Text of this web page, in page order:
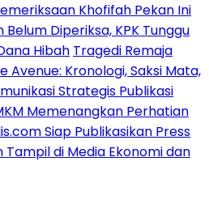
Khofifah Pekan Ini
Belum Diperiksa, KPK Tunggu
Hibah Tragedi Remaja
Avenue: Kronologi, Saksi Mata,
Strategis Publikasi
Memenangkan Perhatian
Siap Publikasikan Press
Tampil di Media Ekonomi dan